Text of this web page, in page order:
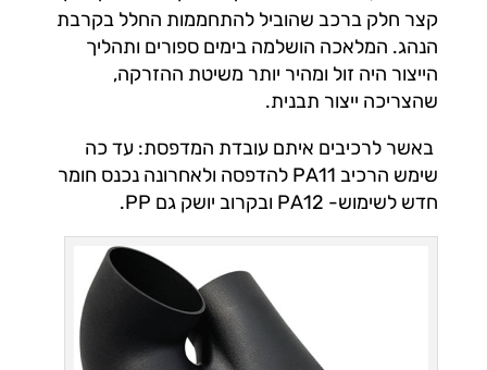
קצר חלק ברכב שהוביל להתחממות החלל בקרבת
הנהג. המלאכה הושלמה בימים ספורים ותהליך
הייצור היה זול ומהיר יותר משיטת ההזרקה,
שהצריכה ייצור תבנית.
באשר לרכיבים איתם עובדת המדפסת: עד כה
שימש הרכיב PA11 להדפסה ולאחרונה נכנס חומר
חדש לשימוש- PA12 ובקרוב יושק גם PP.